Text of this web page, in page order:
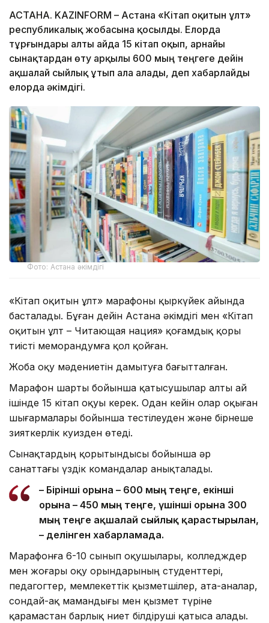
АСТАНА. KAZINFORM – Астана «Кітап оқитын ұлт»
республикалық жобасына қосылды. Елорда
тұрғындары алты айда 15 кітап оқып, арнайы
сынақтардан өту арқылы 600 мың теңгеге дейін
ақшалай сыйлық ұтып ала алады, деп хабарлайды
елорда әкімдігі.
Фото: Астана әкімдігі
«Кітап оқитын ұлт» марафоны қыркүйек айында
басталады. Бұған дейін Астана әкімдігі мен «Кітап
оқитын ұлт – Читающая нация» қоғамдық қоры
тиісті меморандумға қол қойған.
Жоба оқу мәдениетін дамытуға бағытталған.
Марафон шарты бойынша қатысушылар алты ай
ішінде 15 кітап оқуы керек. Одан кейін олар оқыған
шығармалары бойынша тестілеуден және бірнеше
зияткерлік куизден өтеді.
Сынақтардың қорытындысы бойынша әр
санаттағы үздік командалар анықталады.
– Бірінші орынға – 600 мың теңге, екінші
орынға – 450 мың теңге, үшінші орынға 300
мың теңге ақшалай сыйлық қарастырылған,
– делінген хабарламада.
Марафонға 6-10 сынып оқушылары, колледждер
мен жоғары оқу орындарының студенттері,
педагогтер, мемлекеттік қызметшілер, ата-аналар,
сондай-ақ мамандығы мен қызмет түріне
қарамастан барлық ниет білдіруші қатыса алады.